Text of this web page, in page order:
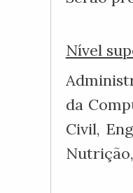
Nível
da
Civil,